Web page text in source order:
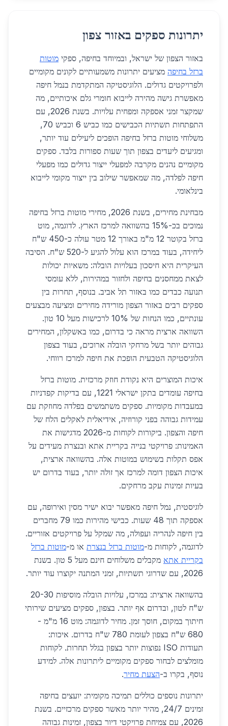
יתרונות ספקים באזור צפון
באזור הצפון של ישראל, ובמיוחד בחיפה, ספקי מוטות
ברזל בחיפה מציעים יתרונות משמעותיים לקונים מקומיים
ולפרויקטים גדולים. הלוגיסטיקה המתקדמת בנמל חיפה
מאפשרת גישה מהירה לייבוא חומרי גלם איכותיים, מה
שמקצר זמני אספקה ומפחית עלויות. בשנת 2026, עם
התפתחות תשתיות הכבישים כמו כביש 6 וכביש 70,
משלוחי מוטות ברזל בחיפה הופכים ליעילים עוד יותר,
ומגיעים ליעדים בצפון תוך שעות ספורות בלבד. ספקים
מקומיים נהנים מקרבה למפעלי ייצור גדולים כמו מפעלי
חיפה לפלדה, מה שמאפשר שילוב בין ייצור מקומי לייבוא
בינלאומי.
מבחינת מחירים, בשנת 2026, מחירי מוטות ברזל בחיפה
נמוכים בכ-15% בהשוואה למרכז הארץ. לדוגמה, מוט
ברזל בקוטר 12 מ"מ באורך 12 מטר עולה כ-450 ש"ח
ליחידה, בעוד במרכז הוא עלול להגיע ל-520 ש"ח. הסיבה
העיקרית היא חיסכון בעלויות הובלה: משאיות יכולות
לצאת ממחסנים בחיפה ולחזור במהירות, ללא עומסי
תנועה כבדים כמו באזור תל אביב. בנוסף, תחרות בין
ספקים רבים באזור הצפון מורידה מחירים ומציעה מבצעים
עונתיים, כמו הנחות של 10% לרכישות מעל 10 טון.
השוואה ארצית מראה כי בדרום, כמו באשקלון, המחירים
גבוהים יותר בשל מרחקי הובלה ארוכים, בעוד בצפון
הלוגיסטיקה הטבעית הופכת את חיפה למרכז רווחי.
איכות המוצרים היא נקודת חוזק מרכזית. מוטות ברזל
בחיפה עומדים בתקן ישראלי 1221, עם בדיקות קפדניות
במעבדות מקומיות. ספקים משתמשים בפלדה מחוזקת עם
עמידות גבוהה בפני קורוזיה, אידיאלית לאקלים הלח של
חיפה והצפון. ביקורות לקוחות מ-2026 מדגישות את
האמינות: פרויקטי בנייה בקריית אתא ובנצרת מעידים על
אפס תקלות בשימוש במוטות אלה. בהשוואה ארצית,
איכות הצפון דומה למרכז אך זולה יותר, בעוד בדרום יש
בעיות זמינות עקב מרחקים.
לוגיסטית, נמל חיפה מאפשר יבוא ישיר מסין ואירופה, עם
אספקה תוך 48 שעות. כבישי מהירות כמו 79 מחברים
בין חיפה לנהריה ועפולה, מה שמקל על פרויקטים אזוריים.
לדוגמה, לקוחות מ-מוטות ברזל בנצרת או מ-מוטות ברזל
בקריית אתא
מקבלים משלוחים חינם מעל 5 טון. בשנת
2026, עם שדרוגי תשתיות, זמני המתנה יקוצרו עוד יותר.
בהשוואה ארצית: במרכז, עלויות הובלה מוסיפות 20-30
ש"ח לטון, ובדרום אף יותר. בצפון, ספקים מציעים שירותי
חיתוך במקום, חוסך זמן. מחיר לדוגמה: מוט 16 מ"מ -
680 ש"ח בצפון לעומת 780 ש"ח בדרום. איכות:
תעודות ISO נפוצות יותר בצפון בגלל תחרות. לקוחות
מומלצים לבחור ספקים מקומיים ליתרונות אלה. למידע
נוסף, בקרו ב-הצעת מחיר.
יתרונות נוספים כוללים תמיכה מקומית: יועצים בחיפה
זמינים 24/7, מהיר יותר מאשר ספקים מרכזיים. בשנת
2026, עם צמיחת פרויקטי דיור בצפון, זמינות גבוהה